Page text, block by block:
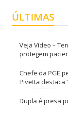
ÚLTIMAS
Veja Vídeo –
protegem
Chefe da PGE
Pivetta destaca
Dupla é presa